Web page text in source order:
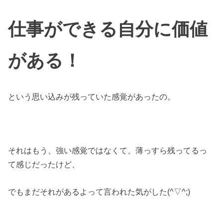
仕事ができる自分に価値
がある！
という思い込みが残っていた感覚があったの。
それはもう、強い感覚ではなくて、薄っすら残ってるっ
て感じだったけど、
でもまだそれがあるよって言われた気がした(^▽^;)